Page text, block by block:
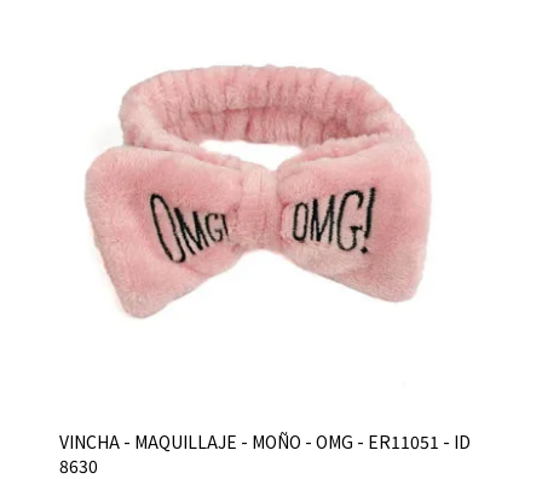
VINCHA - MAQUILLAJE - MOÑO - OMG - ER11051 - ID
8630